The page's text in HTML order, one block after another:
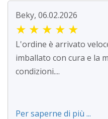
Beky, 06.02.2026
★ ★ ★ ★ ★
L'ordine è arrivato
imballato con cura e la
condizioni....
Per saperne di più ...